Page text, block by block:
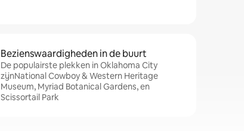
Bezienswaardigheden in de buurt
De populairste plekken in Oklahoma City
zijnNational Cowboy & Western Heritage
Museum, Myriad Botanical Gardens, en
Scissortail Park